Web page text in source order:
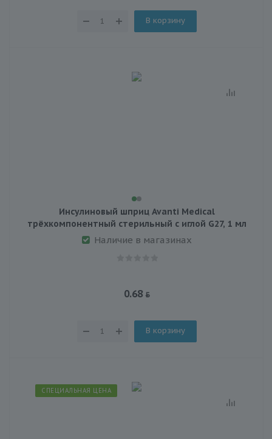
В корзину
Инсулиновый шприц Avanti Medical
трёхкомпонентный стерильный с иглой G27, 1 мл
Наличие в магазинах
0.68
В корзину
СПЕЦИАЛЬНАЯ ЦЕНА